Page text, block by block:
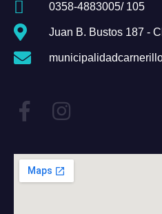
0358-4883005/ 105
Juan B. Bustos 187 -